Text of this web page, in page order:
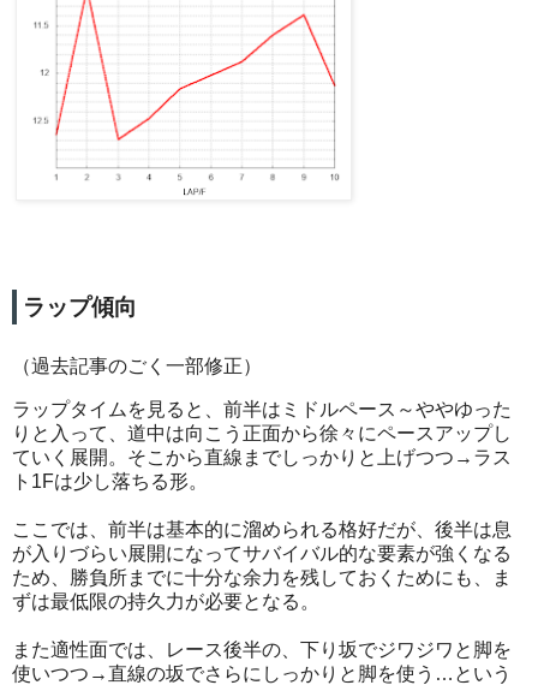
ラップ傾向
（過去記事のごく一部修正）
ラップタイムを見ると、前半はミドルペース～ややゆった
りと入って、道中は向こう正面から徐々にペースアップし
ていく展開。そこから直線までしっかりと上げつつ→ラス
ト1Fは少し落ちる形。
ここでは、前半は基本的に溜められる格好だが、後半は息
が入りづらい展開になってサバイバル的な要素が強くなる
ため、勝負所までに十分な余力を残しておくためにも、ま
ずは最低限の持久力が必要となる。
また適性面では、レース後半の、下り坂でジワジワと脚を
使いつつ→直線の坂でさらにしっかりと脚を使う…という